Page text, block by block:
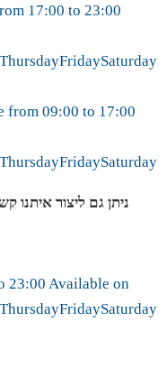
17:00 to 23:00
ThursdayFridaySaturday
from 09:00 to 17:00
ThursdayFridaySaturday
ניתן גם ליצור איתנו
23:00 Available on
ThursdayFridaySaturday